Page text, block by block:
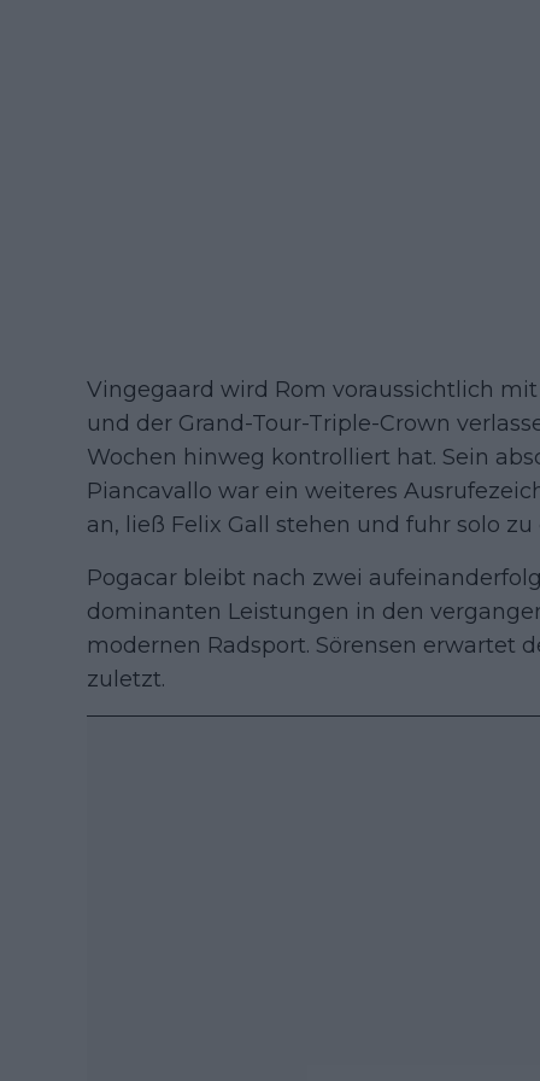
Vingegaard wird Rom voraussichtlich
und der Grand-Tour-Triple-Crown
Wochen hinweg kontrolliert hat. Sein
Piancavallo war ein weiteres
an, ließ Felix Gall stehen und fuhr solo
Pogacar bleibt nach zwei
dominanten Leistungen in den
modernen Radsport. Sörensen erwartet
zuletzt.